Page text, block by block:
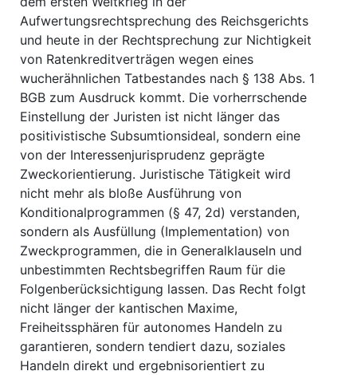
Aufwertungsrechtsprechung des Reichsgerichts
und heute in der Rechtsprechung zur Nichtigkeit
von Ratenkreditverträgen wegen eines
wucherähnlichen Tatbestandes nach § 138 Abs. 1
BGB zum Ausdruck kommt. Die vorherrschende
Einstellung der Juristen ist nicht länger das
positivistische Subsumtionsideal, sondern eine
von der Interessenjurisprudenz geprägte
Zweckorientierung. Juristische Tätigkeit wird
nicht mehr als bloße Ausführung von
Konditionalprogrammen (§ 47, 2d) verstanden,
sondern als Ausfüllung (Implementation) von
Zweckprogrammen, die in Generalklauseln und
unbestimmten Rechtsbegriffen Raum für die
Folgenberücksichtigung lassen. Das Recht folgt
nicht länger der kantischen Maxime,
Freiheitssphären für autonomes Handeln zu
garantieren, sondern tendiert dazu, soziales
Handeln direkt und ergebnisorientiert zu